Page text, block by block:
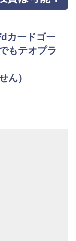
カードゴー
もテオプラ
ん）